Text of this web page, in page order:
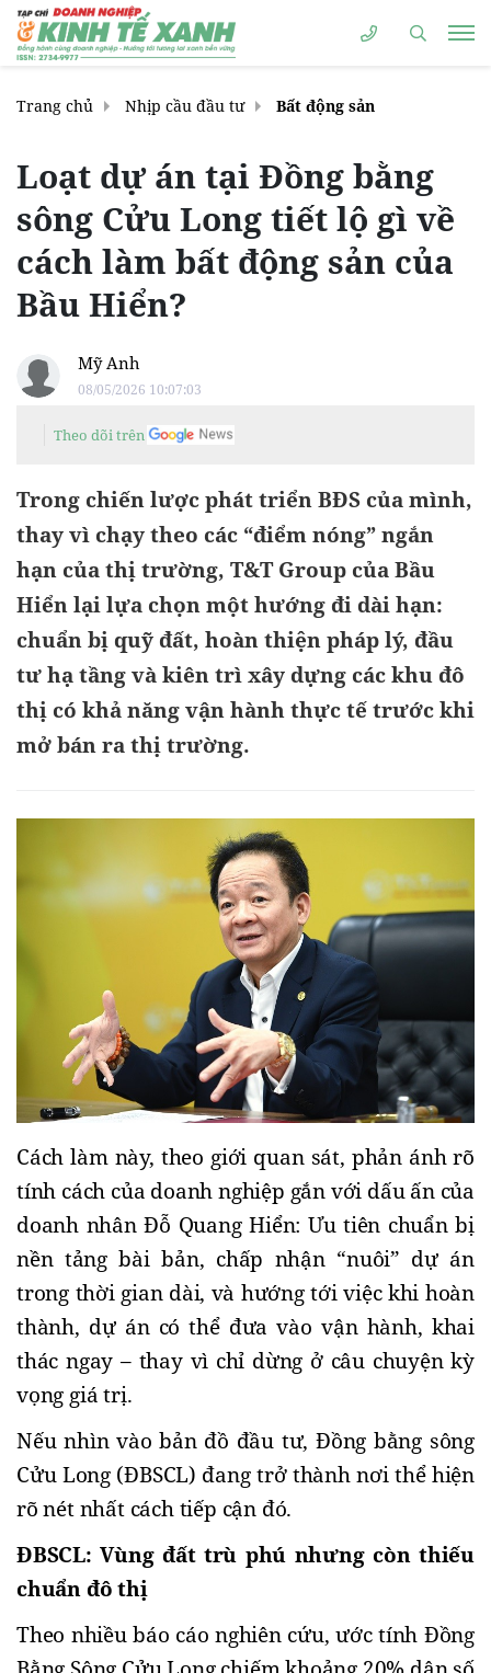
Trang chủ Nhịp cầu đầu tư Bất động sản
Loạt dự án tại Đồng bằng
sông Cửu Long tiết lộ gì về
cách làm bất động sản của
Bầu Hiển?
Mỹ Anh
08/05/2026 10:07:03
Theo dõi trên
Trong chiến lược phát triển BĐS của mình,
thay vì chạy theo các “điểm nóng” ngắn
hạn của thị trường, T&T Group của Bầu
Hiển lại lựa chọn một hướng đi dài hạn:
chuẩn bị quỹ đất, hoàn thiện pháp lý, đầu
tư hạ tầng và kiên trì xây dựng các khu đô
thị có khả năng vận hành thực tế trước khi
mở bán ra thị trường.
Cách làm này, theo giới quan sát, phản ánh rõ
tính cách của doanh nghiệp gắn với dấu ấn của
doanh nhân Đỗ Quang Hiển: Ưu tiên chuẩn bị
nền tảng bài bản, chấp nhận “nuôi” dự án
trong thời gian dài, và hướng tới việc khi hoàn
thành, dự án có thể đưa vào vận hành, khai
thác ngay – thay vì chỉ dừng ở câu chuyện kỳ
vọng giá trị.
Nếu nhìn vào bản đồ đầu tư, Đồng bằng sông
Cửu Long (ĐBSCL) đang trở thành nơi thể hiện
rõ nét nhất cách tiếp cận đó.
ĐBSCL: Vùng đất trù phú nhưng còn thiếu
chuẩn đô thị
Theo nhiều báo cáo nghiên cứu, ước tính Đồng